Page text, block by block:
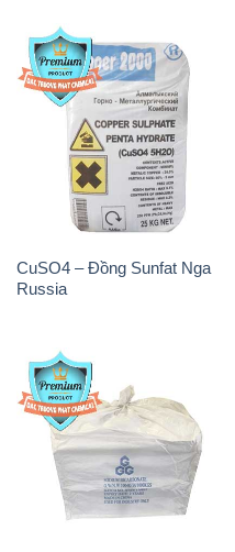
CuSO4 – Đồng Sunfat Nga
Sodium Bicarbonate – Bicar
NaHCO3 Food Grade 3 Chữ
GGG Bao Jumbo ( Bành )
Trung Quốc China